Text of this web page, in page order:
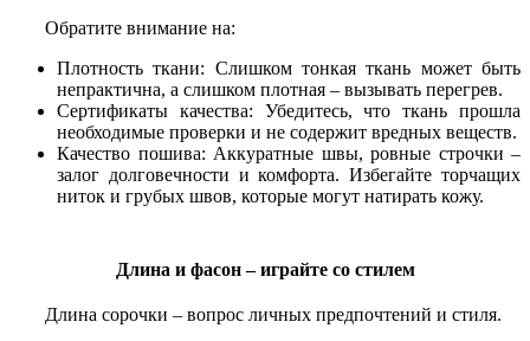
Обратите внимание на:
Плотность ткани: Слишком тонкая ткань может быть
непрактична, а слишком плотная – вызывать перегрев.
Сертификаты качества: Убедитесь, что ткань прошла
необходимые проверки и не содержит вредных веществ.
Качество пошива: Аккуратные швы, ровные строчки –
залог долговечности и комфорта. Избегайте торчащих
ниток и грубых швов, которые могут натирать кожу.
Длина и фасон – играйте со стилем
Длина сорочки – вопрос личных предпочтений и стиля.